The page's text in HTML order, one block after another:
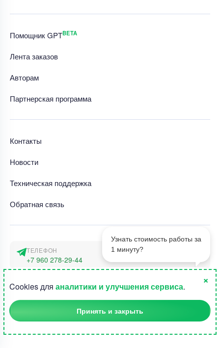
1
Узнать стоимость работы за
1 минуту?
Помощник GPTBETA
Лента заказов
Авторам
Партнерская программа
Контакты
Новости
Техническая поддержка
Обратная связь
ТЕЛЕФОН
+7 960 278-29-44
г. Москва, наб. Тараса Шевченко 23а
©2015-2026, Студландия -
Cookies для аналитики и улучшения сервиса.
×
Принять и закрыть